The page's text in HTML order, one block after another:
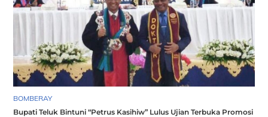
BOMBERAY
Bupati Teluk Bintuni “Petrus Kasihiw” Lulus Ujian Terbuka Promosi